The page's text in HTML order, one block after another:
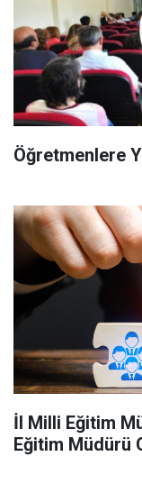
Öğretmenlere
İl Milli Eğitim
Eğitim Müdürü